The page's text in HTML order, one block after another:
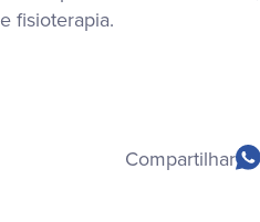
fisioterapia.
Compartilhar